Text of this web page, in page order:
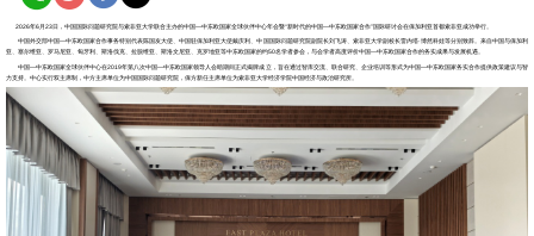
2026年6月23日，中国国际问题研究院与索非亚大学联合主办的中国—中东欧国家全球伙伴中心年会暨“新时代的中国—中东欧国家合作”国际研讨会在保加利亚首都索非亚成功举行。
中国外交部中国—中东欧国家合作事务特别代表陈国友大使、中国驻保加利亚大使戴庆利、中国国际问题研究院副院长刘飞涛、索非亚大学副校长雷内塔·博然科娃等分别致辞。来自中国与保加利
亚、塞尔维亚、罗马尼亚、匈牙利、斯洛伐克、拉脱维亚、斯洛文尼亚、克罗地亚等中东欧国家的约50名学者参会，与会学者高度评价中国—中东欧国家合作的务实成果与发展机遇。
中国—中东欧国家全球伙伴中心在2019年第八次中国—中东欧国家领导人会晤期间正式揭牌成立，旨在通过智库交流、联合研究、企业培训等形式为中国—中东欧国家务实合作提供政策建议与智
力支持。中心实行双主席制，中方主席单位为中国国际问题研究院，保方新任主席单位为索非亚大学经济学院中国经济与政治研究所。